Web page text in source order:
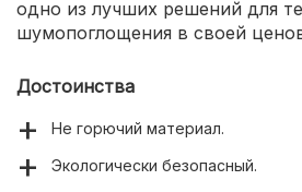
одно из лучших решений для
шумопоглощения в своей
Достоинства
Не горючий материал.
Экологически безопасный.